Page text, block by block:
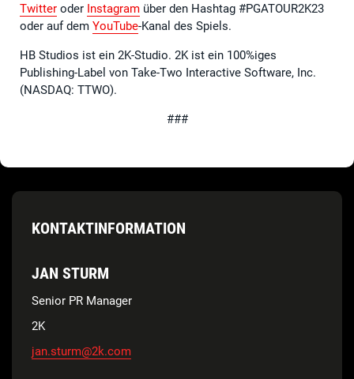
Twitter oder Instagram über den Hashtag #PGATOUR2K23
oder auf dem YouTube-Kanal des Spiels.
HB Studios ist ein 2K-Studio. 2K ist ein 100%iges
Publishing-Label von Take-Two Interactive Software, Inc.
(NASDAQ: TTWO).
###
KONTAKTINFORMATION
JAN STURM
Senior PR Manager
2K
jan.sturm@2k.com